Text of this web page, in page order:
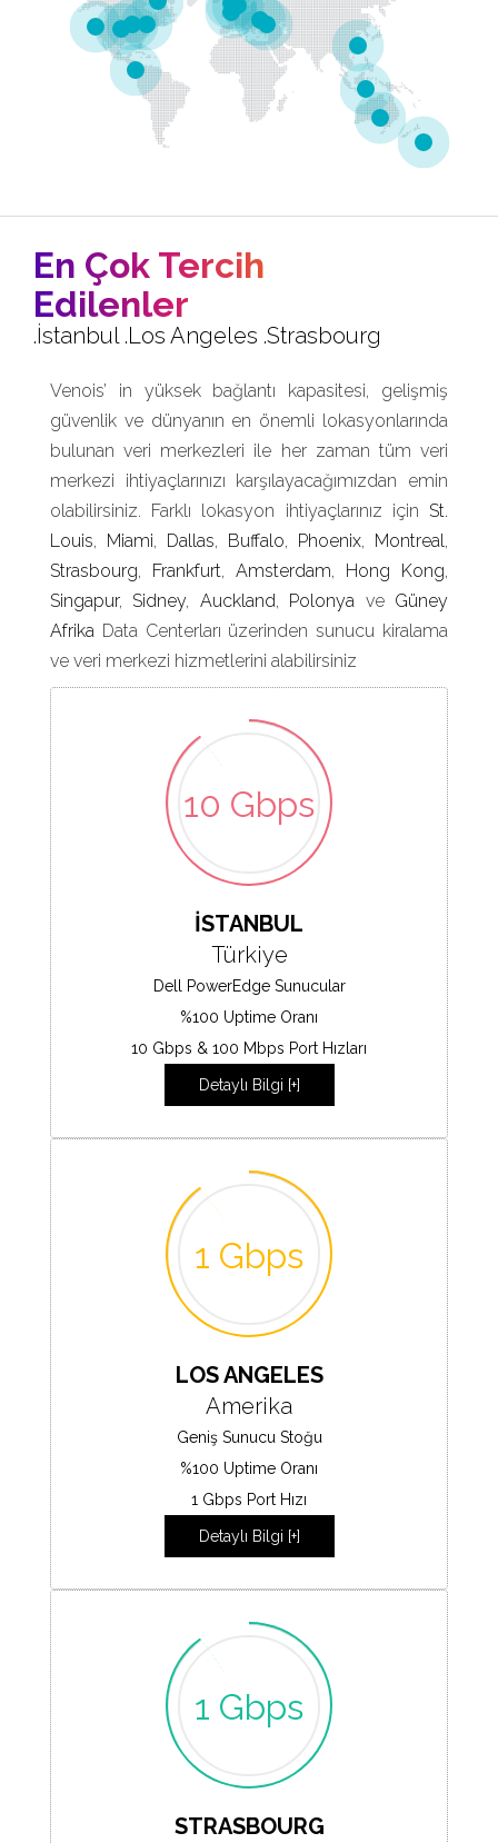
En Çok Tercih
Edilenler
.İstanbul .Los Angeles .Strasbourg
Venois’ in yüksek bağlantı kapasitesi, gelişmiş
güvenlik ve dünyanın en önemli lokasyonlarında
bulunan veri merkezleri ile her zaman tüm veri
merkezi ihtiyaçlarınızı karşılayacağımızdan emin
olabilirsiniz. Farklı lokasyon ihtiyaçlarınız için St.
Louis, Miami, Dallas, Buffalo, Phoenix, Montreal,
Strasbourg, Frankfurt, Amsterdam, Hong Kong,
Singapur, Sidney, Auckland, Polonya ve Güney
Afrika Data Centerları üzerinden sunucu kiralama
ve veri merkezi hizmetlerini alabilirsiniz
10 Gbps
İSTANBUL
Türkiye
Dell PowerEdge Sunucular
%100 Uptime Oranı
10 Gbps & 100 Mbps Port Hızları
Detaylı Bilgi [+]
1 Gbps
LOS ANGELES
Amerika
Geniş Sunucu Stoğu
%100 Uptime Oranı
1 Gbps Port Hızı
Detaylı Bilgi [+]
1 Gbps
STRASBOURG